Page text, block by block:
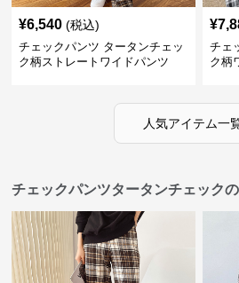
¥6,540 (税込)
チェックパンツ タータンチェッ
ク柄ストレートワイドパンツ
¥
チェ
ク柄
人気アイテム一
チェックパンツタータンチェック